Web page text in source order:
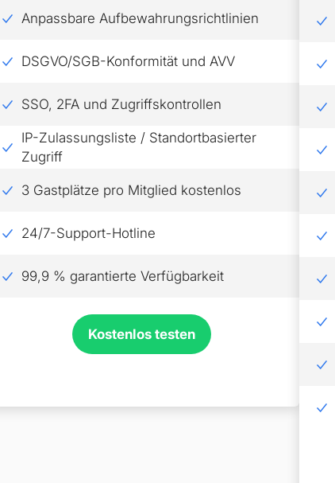
Anpassbare Aufbewahrungsrichtlinien
DSGVO/SGB-Konformität und AVV
SSO, 2FA und Zugriffskontrollen
IP-Zulassungsliste / Standortbasierter
Zugriff
3 Gastplätze pro Mitglied kostenlos
24/7-Support-Hotline
99,9 % garantierte Verfügbarkeit
Kostenlos testen